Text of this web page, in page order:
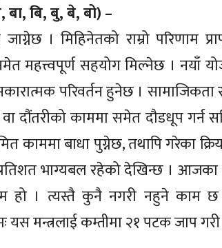
बि, बु, बे, बो) –
। मिहिनेतको राम्रो परिणाम
महत्त्वपूर्ण सहयोग मिल्नेछ । नयाँ
परिवर्तन हुनेछ ।
वा दौंतरीको काममा समेत दौडधूप
काममा बाधा पुग्नेछ, तथापि गरेका
भाग्यबल रहेको देखिन्छ । आजका
हो । त्यस्तै कुनै नगरी नहुने काम
यस मन्त्रलाई कम्तीमा २१ पटक जाप